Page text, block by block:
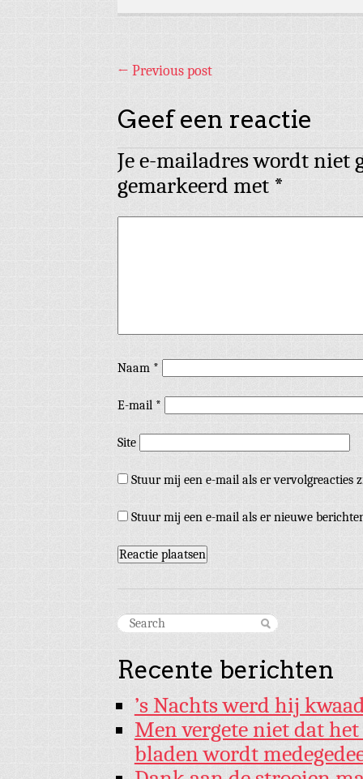
← Previous post
Geef een reactie
Je e-mailadres wordt niet
gemarkeerd met *
Naam *
E-mail *
Site
Stuur mij een e-mail als er vervolgreacties
Stuur mij een e-mail als er nieuwe
Recente berichten
’s Nachts werd hij
Men vergete niet dat
bladen wordt